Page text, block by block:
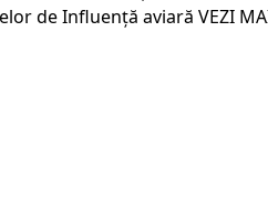
de Influență aviară VEZI